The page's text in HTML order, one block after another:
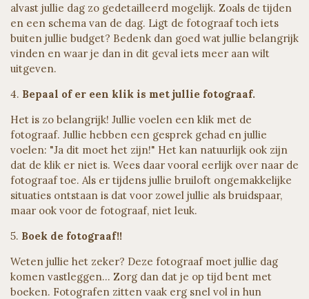
alvast jullie dag zo gedetailleerd mogelijk. Zoals de tijden
en een schema van de dag. Ligt de fotograaf toch iets
buiten jullie budget? Bedenk dan goed wat jullie belangrijk
vinden en waar je dan in dit geval iets meer aan wilt
uitgeven.
4. Bepaal of er een klik is met jullie fotograaf.
Het is zo belangrijk! Jullie voelen een klik met de
fotograaf. Jullie hebben een gesprek gehad en jullie
voelen: "Ja dit moet het zijn!" Het kan natuurlijk ook zijn
dat de klik er niet is. Wees daar vooral eerlijk over naar de
fotograaf toe. Als er tijdens jullie bruiloft ongemakkelijke
situaties ontstaan is dat voor zowel jullie als bruidspaar,
maar ook voor de fotograaf, niet leuk.
5. Boek de fotograaf!!
Weten jullie het zeker? Deze fotograaf moet jullie dag
komen vastleggen... Zorg dan dat je op tijd bent met
boeken. Fotografen zitten vaak erg snel vol in hun